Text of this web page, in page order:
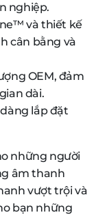
nghiệp.
và thiết kế
cân bằng và
OEM, đảm
dài.
lắp đặt
những người
âm thanh
vượt trội và
bạn những